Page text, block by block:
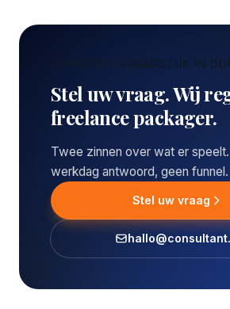
CONCREET VRAAGSTUK IN
Stel uw vraag. Wij
freelance packager.
Twee zinnen over wat er speelt.
werkdag antwoord, geen funnel.
Stel uw vraag